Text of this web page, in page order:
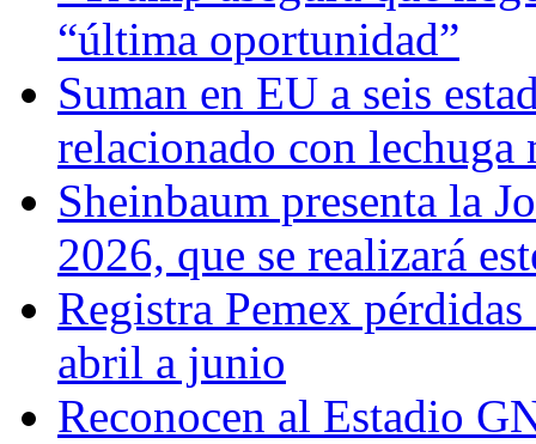
“última oportunidad”
Suman en EU a seis
relacionado con lechuga
Sheinbaum presenta la
2026, que se realizará
Registra Pemex
abril a junio
Reconocen al Estadio